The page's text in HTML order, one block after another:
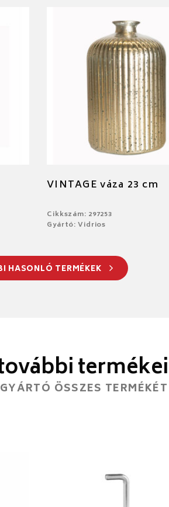
VINTAGE váza 23 cm
Cikkszám: 297253
Gyártó: Vidrios
HASONLÓ TERMÉKEK
termékei
ÖSSZES TERMÉKÉT